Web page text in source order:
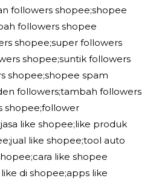
followers shopee;shopee
followers shopee
shopee;super followers
shopee;suntik followers
shopee;shopee spam
followers;tambah followers
shopee;follower
like shopee;like produk
like shopee;tool auto
like shopee
di shopee;apps like